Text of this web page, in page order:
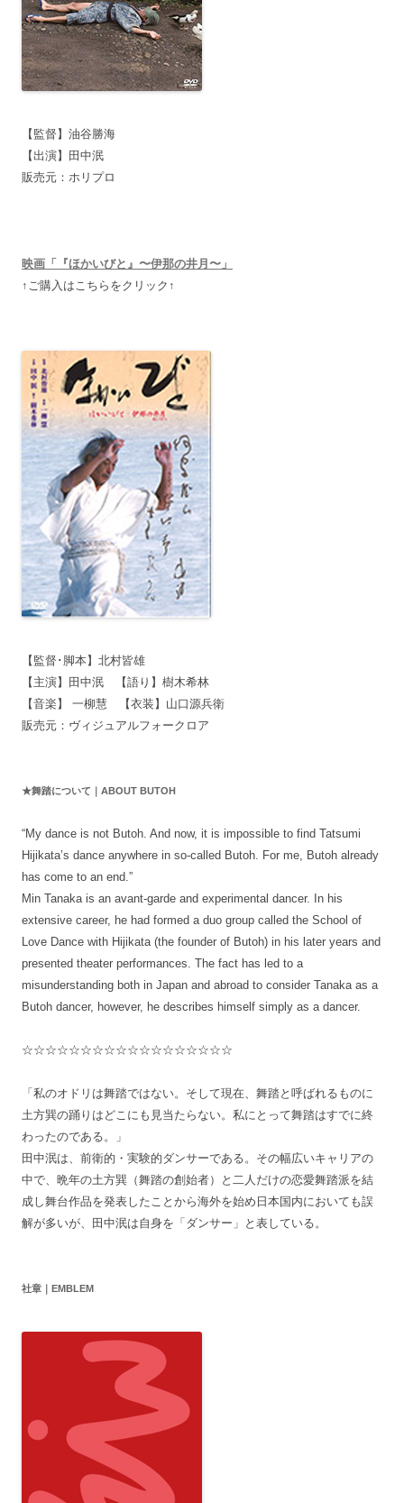
【監督】油谷勝海
【出演】田中泯
販売元：ホリプロ
映画「『ほかいびと』〜伊那の井月〜」
↑ご購入はこちらをクリック↑
【監督･脚本】北村皆雄
【主演】田中泯 【語り】樹木希林
【音楽】 一柳慧 【衣装】山口源兵衛
販売元：ヴィジュアルフォークロア
★舞踏について｜ABOUT BUTOH
“My dance is not Butoh. And now, it is impossible to find Tatsumi
Hijikata’s dance anywhere in so-called Butoh. For me, Butoh already
has come to an end.”
Min Tanaka is an avant-garde and experimental dancer. In his
extensive career, he had formed a duo group called the School of
Love Dance with Hijikata (the founder of Butoh) in his later years and
presented theater performances. The fact has led to a
misunderstanding both in Japan and abroad to consider Tanaka as a
Butoh dancer, however, he describes himself simply as a dancer.
☆☆☆☆☆☆☆☆☆☆☆☆☆☆☆☆☆☆
「私のオドリは舞踏ではない。そして現在、舞踏と呼ばれるものに
土方巽の踊りはどこにも見当たらない。私にとって舞踏はすでに終
わったのである。」
田中泯は、前衛的・実験的ダンサーである。その幅広いキャリアの
中で、晩年の土方巽（舞踏の創始者）と二人だけの恋愛舞踏派を結
成し舞台作品を発表したことから海外を始め日本国内においても誤
解が多いが、田中泯は自身を「ダンサー」と表している。
社章｜EMBLEM